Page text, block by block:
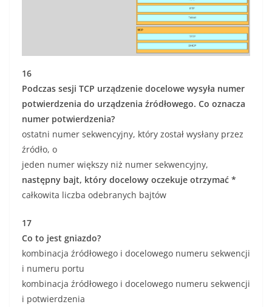
16
Podczas sesji TCP urządzenie docelowe wysyła numer
potwierdzenia do urządzenia źródłowego. Co oznacza
numer potwierdzenia?
ostatni numer sekwencyjny, który został wysłany przez
źródło, o
jeden numer większy niż numer sekwencyjny,
następny bajt, który docelowy oczekuje otrzymać *
całkowita liczba odebranych bajtów
17
Co to jest gniazdo?
kombinacja źródłowego i docelowego numeru sekwencji
i numeru portu
kombinacja źródłowego i docelowego numeru sekwencji
i potwierdzenia